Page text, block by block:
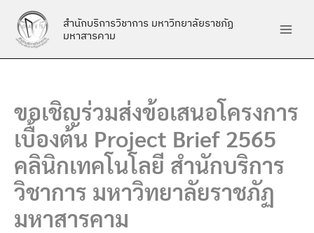
content
สำนักบริการวิชาการ มหาวิทยาลัยราชภัฏ
มหาสารคาม
ขอเชิญร่วมส่งข้อเสนอโครงการ
เบื้องต้น Project Brief 2565
คลินิกเทคโนโลยี สำนักบริการ
วิชาการ มหาวิทยาลัยราชภัฏ
มหาสารคาม